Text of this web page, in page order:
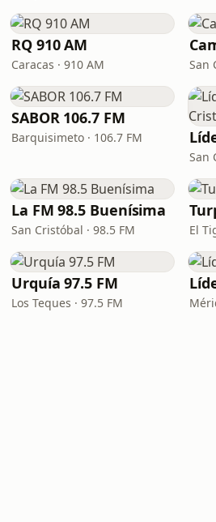
RQ 910 AM
Caracas · 910 AM San
SABOR 106.7 FM
Barquisimeto · 106.7 FM
San
La FM 98.5 Buenísima
San Cristóbal · 98.5 FM El
Urquía 97.5 FM
Los Teques · 97.5 FM